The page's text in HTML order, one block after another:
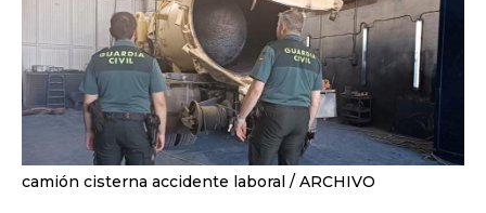
camión cisterna accidente laboral ARCHIVO